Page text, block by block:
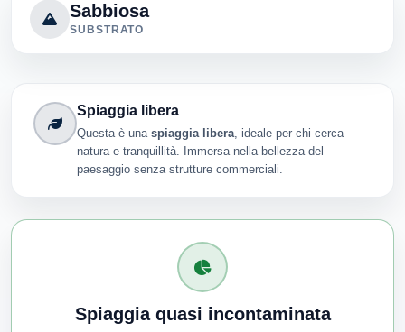
Sabbiosa
SUBSTRATO
Spiaggia libera
Questa è una spiaggia libera, ideale per chi cerca
natura e tranquillità. Immersa nella bellezza del
paesaggio senza strutture commerciali.
Spiaggia quasi incontaminata